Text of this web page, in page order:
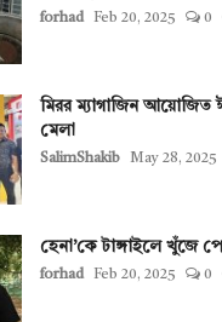
forhad Feb 20, 2025 0
মিরর ম্যাগাজিন
মেলা
SalimShakib May 28, 2025
হেনা’কে টাঙ্গাইলে খুঁজে
forhad Feb 20, 2025 0